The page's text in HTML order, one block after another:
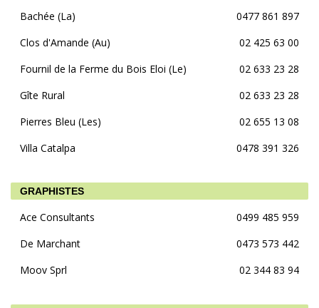
Bachée (La)
0477 861 897
Clos d'Amande (Au)
02 425 63 00
Fournil de la Ferme du Bois Eloi (Le)
02 633 23 28
Gîte Rural
02 633 23 28
Pierres Bleu (Les)
02 655 13 08
Villa Catalpa
0478 391 326
GRAPHISTES
Ace Consultants
0499 485 959
De Marchant
0473 573 442
Moov Sprl
02 344 83 94